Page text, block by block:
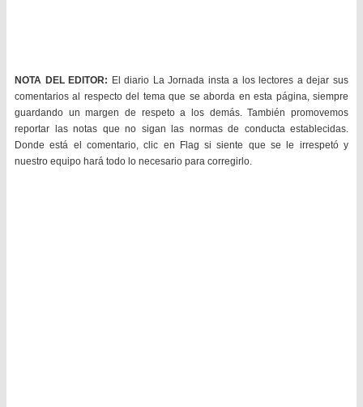
NOTA DEL EDITOR: El diario La Jornada insta a los lectores a dejar sus
comentarios al respecto del tema que se aborda en esta página, siempre
guardando un margen de respeto a los demás. También promovemos
reportar las notas que no sigan las normas de conducta establecidas.
Donde está el comentario, clic en Flag si siente que se le irrespetó y
nuestro equipo hará todo lo necesario para corregirlo.